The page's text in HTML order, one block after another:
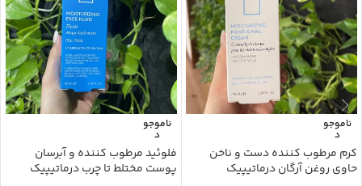
ناموجو
د
کرم مرطوب کننده دست و ناخن
حاوی روغن آرگان درماتیپیک
ناموجو
د
فلوئید مرطوب کننده و آبرسان
پوست مختلط تا چرب درماتیپیک